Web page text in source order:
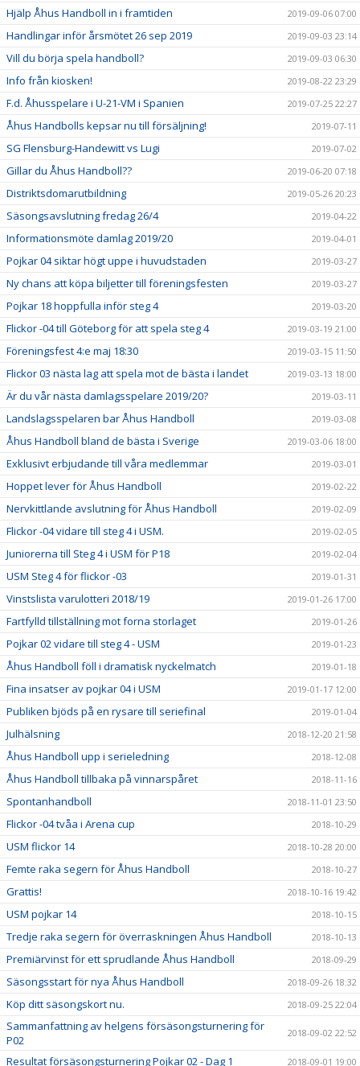
Hjälp Åhus Handboll in i framtiden 2019-09-06 07:00
Handlingar inför årsmötet 26 sep 2019 2019-09-03 23:14
Vill du börja spela handboll? 2019-09-03 06:30
Info från kiosken! 2019-08-22 23:29
F.d. Åhusspelare i U-21-VM i Spanien 2019-07-25 22:27
Åhus Handbolls kepsar nu till försäljning! 2019-07-11
SG Flensburg-Handewitt vs Lugi 2019-07-02
Gillar du Åhus Handboll?? 2019-06-20 07:18
Distriktsdomarutbildning 2019-05-26 20:23
Säsongsavslutning fredag 26/4 2019-04-22
Informationsmöte damlag 2019/20 2019-04-01
Pojkar 04 siktar högt uppe i huvudstaden 2019-03-27
Ny chans att köpa biljetter till föreningsfesten 2019-03-27
Pojkar 18 hoppfulla inför steg 4 2019-03-20
Flickor -04 till Göteborg för att spela steg 4 2019-03-19 21:00
Föreningsfest 4:e maj 18:30 2019-03-15 11:50
Flickor 03 nästa lag att spela mot de bästa i landet 2019-03-13 18:00
Är du vår nästa damlagsspelare 2019/20? 2019-03-11
Landslagsspelaren bar Åhus Handboll 2019-03-08
Åhus Handboll bland de bästa i Sverige 2019-03-06 18:00
Exklusivt erbjudande till våra medlemmar 2019-03-01
Hoppet lever för Åhus Handboll 2019-02-22
Nervkittlande avslutning för Åhus Handboll 2019-02-09
Flickor -04 vidare till steg 4 i USM. 2019-02-05
Juniorerna till Steg 4 i USM för P18 2019-02-04
USM Steg 4 för flickor -03 2019-01-31
Vinstslista varulotteri 2018/19 2019-01-26 17:00
Fartfylld tillställning mot forna storlaget 2019-01-26
Pojkar 02 vidare till steg 4 - USM 2019-01-23
Åhus Handboll föll i dramatisk nyckelmatch 2019-01-18
Fina insatser av pojkar 04 i USM 2019-01-17 12:00
Publiken bjöds på en rysare till seriefinal 2019-01-04
Julhälsning 2018-12-20 21:58
Åhus Handboll upp i serieledning 2018-12-08
Åhus Handboll tillbaka på vinnarspåret 2018-11-16
Spontanhandboll 2018-11-01 23:50
Flickor -04 tvåa i Arena cup 2018-10-29
USM flickor 14 2018-10-28 20:00
Femte raka segern för Åhus Handboll 2018-10-27
Grattis! 2018-10-16 19:42
USM pojkar 14 2018-10-15
Tredje raka segern för överraskningen Åhus Handboll 2018-10-13
Premiärvinst för ett sprudlande Åhus Handboll 2018-09-29
Säsongsstart för nya Åhus Handboll 2018-09-26 18:32
Köp ditt säsongskort nu. 2018-09-25 22:04
Sammanfattning av helgens försäsongsturnering för
P02
2018-09-02 22:52
Resultat försäsongsturnering Pojkar 02 - Dag 1 2018-09-01 19:00